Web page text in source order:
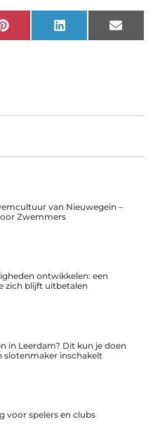
PinterestLinkedIn Email
van Nieuwegein –
Zwemmers
ontwikkelen: een
zich blijft uitbetalen
in Leerdam? Dit kun je doen
slotenmaker inschakelt
voor spelers en clubs